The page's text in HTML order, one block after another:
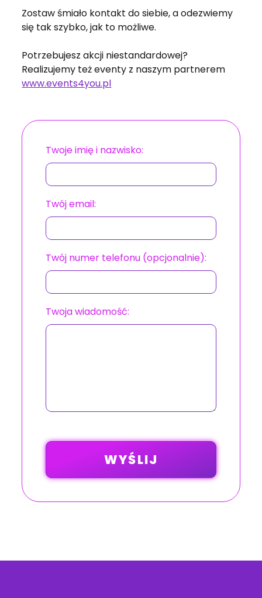
Zostaw śmiało kontakt do siebie, a odezwiemy
się tak szybko, jak to możliwe.
Potrzebujesz akcji niestandardowej?
Realizujemy też eventy z naszym partnerem
www.events4you.pl
Twoje imię i nazwisko:
Twój email:
Twój numer telefonu (opcjonalnie):
Twoja wiadomość: